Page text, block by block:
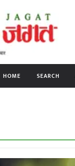
HOME SEARCH